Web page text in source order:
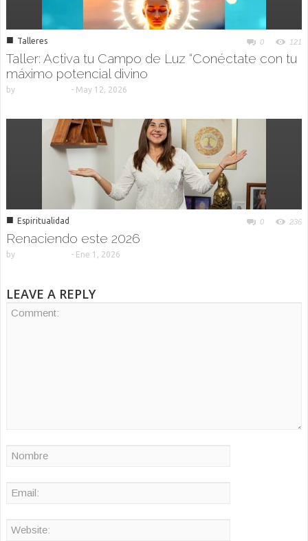
■ Talleres 0 121
Taller: Activa tu Campo de Luz “Conéctate con tu
máximo potencial divino
by - May 12, 2026
■ Espiritualidad 0 236
Renaciendo este 2026
by - Ene 1, 2026
LEAVE A REPLY